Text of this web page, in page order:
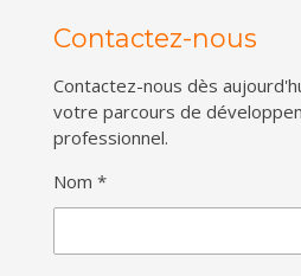
Contactez-nous
Contactez-nous dès
votre parcours de
professionnel.
Nom *